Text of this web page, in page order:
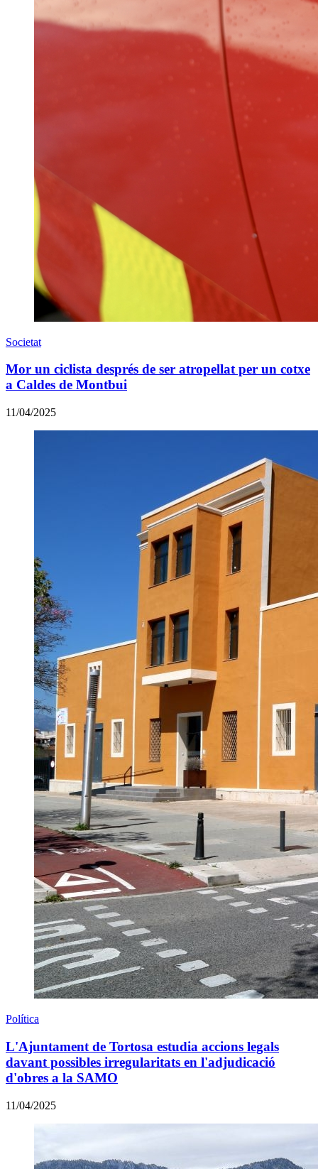
Societat
Mor un ciclista després de ser atropellat per un cotxe
a Caldes de Montbui
11/04/2025
Política
L'Ajuntament de Tortosa estudia accions legals
davant possibles irregularitats en l'adjudicació
d'obres a la SAMO
11/04/2025